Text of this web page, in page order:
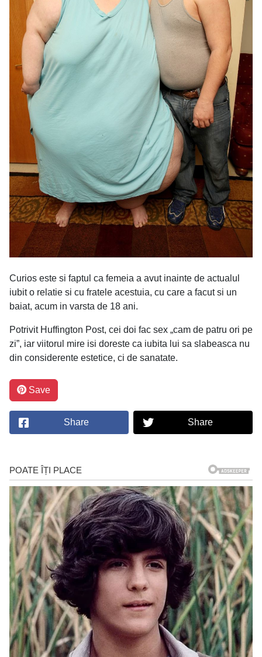
Curios este si faptul ca femeia a avut inainte de actualul
iubit o relatie si cu fratele acestuia, cu care a facut si un
baiat, acum in varsta de 18 ani.
Potrivit Huffington Post, cei doi fac sex „cam de patru ori pe
zi”, iar viitorul mire isi doreste ca iubita lui sa slabeasca nu
din considerente estetice, ci de sanatate.
Save
Share Share